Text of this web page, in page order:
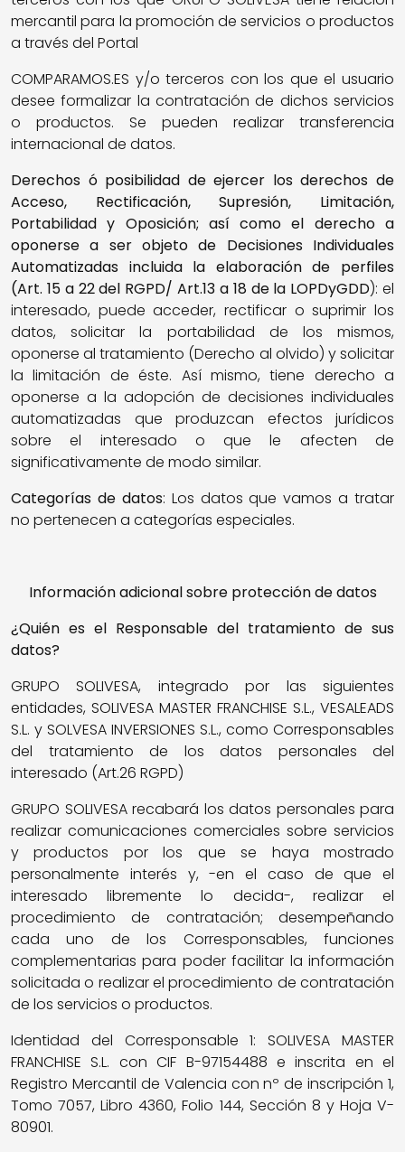
mercantil para la promoción de servicios o productos
a través del Portal
COMPARAMOS.ES y/o terceros con los que el usuario
desee formalizar la contratación de dichos servicios
o productos. Se pueden realizar transferencia
internacional de datos.
Derechos ó posibilidad de ejercer los derechos de
Acceso, Rectificación, Supresión, Limitación,
Portabilidad y Oposición; así como el derecho a
oponerse a ser objeto de Decisiones Individuales
Automatizadas incluida la elaboración de perfiles
(Art. 15 a 22 del RGPD/ Art.13 a 18 de la LOPDyGDD): el
interesado, puede acceder, rectificar o suprimir los
datos, solicitar la portabilidad de los mismos,
oponerse al tratamiento (Derecho al olvido) y solicitar
la limitación de éste. Así mismo, tiene derecho a
oponerse a la adopción de decisiones individuales
automatizadas que produzcan efectos jurídicos
sobre el interesado o que le afecten de
significativamente de modo similar.
Categorías de datos: Los datos que vamos a tratar
no pertenecen a categorías especiales.
Información adicional sobre protección de datos
¿Quién es el Responsable del tratamiento de sus
datos?
GRUPO SOLIVESA, integrado por las siguientes
entidades, SOLIVESA MASTER FRANCHISE S.L., VESALEADS
S.L. y SOLVESA INVERSIONES S.L., como Corresponsables
del tratamiento de los datos personales del
interesado (Art.26 RGPD)
GRUPO SOLIVESA recabará los datos personales para
realizar comunicaciones comerciales sobre servicios
y productos por los que se haya mostrado
personalmente interés y, -en el caso de que el
interesado libremente lo decida-, realizar el
procedimiento de contratación; desempeñando
cada uno de los Corresponsables, funciones
complementarias para poder facilitar la información
solicitada o realizar el procedimiento de contratación
de los servicios o productos.
Identidad del Corresponsable 1: SOLIVESA MASTER
FRANCHISE S.L. con CIF B-97154488 e inscrita en el
Registro Mercantil de Valencia con nº de inscripción 1,
Tomo 7057, Libro 4360, Folio 144, Sección 8 y Hoja V-
80901.